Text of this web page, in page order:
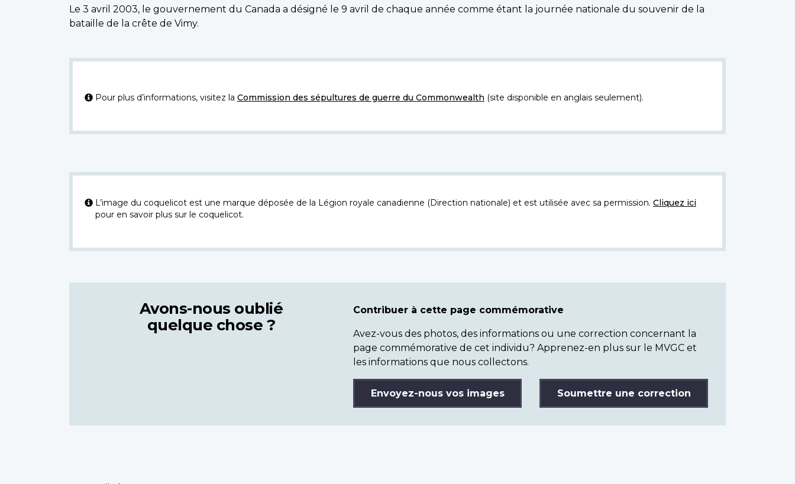
Le 3 avril 2003, le gouvernement du Canada a désigné le 9 avril de chaque année comme étant la journée nationale du souvenir de la
bataille de la crête de Vimy.
Pour plus d’informations, visitez la Commission des sépultures de guerre du Commonwealth (site disponible en anglais seulement).
L’image du coquelicot est une marque déposée de la Légion royale canadienne (Direction nationale) et est utilisée avec sa permission. Cliquez ici
pour en savoir plus sur le coquelicot.
Avons-nous oublié
quelque chose ?
Contribuer à cette page commémorative
Avez-vous des photos, des informations ou une correction concernant la
page commémorative de cet individu? Apprenez-en plus sur le MVGC et
les informations que nous collectons.
Envoyez-nous vos images Soumettre une correction